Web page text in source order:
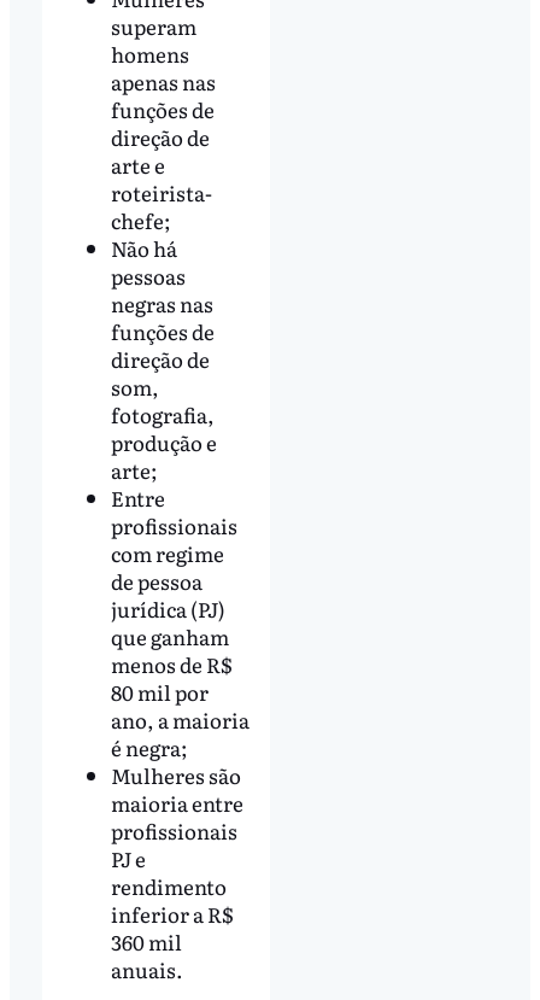
superam
homens
apenas nas
funções de
direção de
arte e
roteirista-
chefe;
Não há
pessoas
negras nas
funções de
direção de
som,
fotografia,
produção e
arte;
Entre
profissionais
com regime
de pessoa
jurídica (PJ)
que ganham
menos de R$
80 mil por
ano, a maioria
é negra;
Mulheres são
maioria entre
profissionais
PJ e
rendimento
inferior a R$
360 mil
anuais.